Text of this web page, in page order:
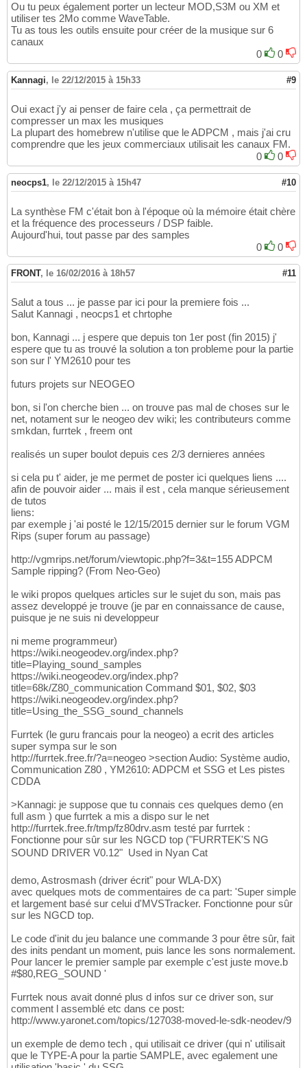
Ou tu peux également porter un lecteur MOD,S3M ou XM et
utiliser tes 2Mo comme WaveTable.
Tu as tous les outils ensuite pour créer de la musique sur 6
canaux
0
0
Kannagi, le 22/12/2015 à 15h33 #9
Oui exact j'y ai penser de faire cela , ça permettrait de
compresser un max les musiques
La plupart des homebrew n'utilise que le ADPCM , mais j'ai cru
comprendre que les jeux commerciaux utilisait les canaux FM.
0
0
neocps1, le 22/12/2015 à 15h47 #10
La synthèse FM c'était bon à l'époque où la mémoire était chère
et la fréquence des processeurs / DSP faible.
Aujourd'hui, tout passe par des samples
0
0
FRONT, le 16/02/2016 à 18h57 #11
Salut a tous ... je passe par ici pour la premiere fois ...
Salut Kannagi , neocps1 et chrtophe
bon, Kannagi ... j espere que depuis ton 1er post (fin 2015) j'
espere que tu as trouvé la solution a ton probleme pour la partie
son sur l' YM2610 pour tes
futurs projets sur NEOGEO
bon, si l'on cherche bien ... on trouve pas mal de choses sur le
net, notament sur le neogeo dev wiki; les contributeurs comme
smkdan, furrtek , freem ont
realisés un super boulot depuis ces 2/3 dernieres années
si cela pu t' aider, je me permet de poster ici quelques liens ....
afin de pouvoir aider ... mais il est , cela manque sérieusement
de tutos
liens:
par exemple j 'ai posté le 12/15/2015 dernier sur le forum VGM
Rips (super forum au passage)
http://vgmrips.net/forum/viewtopic.php?f=3&t=155 ADPCM
Sample ripping? (From Neo-Geo)
le wiki propos quelques articles sur le sujet du son, mais pas
assez developpé je trouve (je par en connaissance de cause,
puisque je ne suis ni developpeur
ni meme programmeur)
https://wiki.neogeodev.org/index.php?
title=Playing_sound_samples
https://wiki.neogeodev.org/index.php?
title=68k/Z80_communication Command $01, $02, $03
https://wiki.neogeodev.org/index.php?
title=Using_the_SSG_sound_channels
Furrtek (le guru francais pour la neogeo) a ecrit des articles
super sympa sur le son
http://furrtek.free.fr/?a=neogeo >section Audio: Système audio,
Communication Z80 , YM2610: ADPCM et SSG et Les pistes
CDDA
>Kannagi: je suppose que tu connais ces quelques demo (en
full asm ) que furrtek a mis a dispo sur le net
http://furrtek.free.fr/tmp/fz80drv.asm testé par furrtek :
Fonctionne pour sûr sur les NGCD top ("FURRTEK'S NG
SOUND DRIVER V0.12"  Used in Nyan Cat
demo, Astrosmash (driver écrit" pour WLA-DX)
avec quelques mots de commentaires de ca part: 'Super simple
et largement basé sur celui d'MVSTracker. Fonctionne pour sûr
sur les NGCD top.
Le code d'init du jeu balance une commande 3 pour être sûr, fait
des inits pendant un moment, puis lance les sons normalement.
Pour lancer le premier sample par exemple c'est juste move.b
#$80,REG_SOUND '
Furrtek nous avait donné plus d infos sur ce driver son, sur
comment l assemblé etc dans ce post:
http://www.yaronet.com/topics/127038-moved-le-sdk-neodev/9
un exemple de demo tech , qui utilisait ce driver (qui n' utilisait
que le TYPE-A pour la partie SAMPLE, avec egalement une